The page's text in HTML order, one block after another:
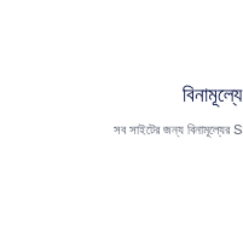
সব সাইটের জন্য